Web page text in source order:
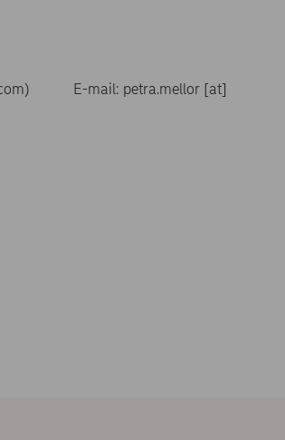
E-mail: petra.mellor [at]